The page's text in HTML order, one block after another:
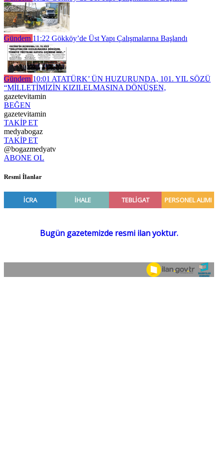
Gündem 11:22 Gökköy’de Üst Yapı Çalışmalarına Başlandı
Gündem 10:01 ATATÜRK’ ÜN HUZURUNDA, 101. YIL SÖZÜ
“MİLLETİMİZİN KIZILELMASINA DÖNÜŞEN,
gazetevitamin
BEĞEN
gazetevitamin
TAKİP ET
medyabogaz
TAKİP ET
@bogazmedyatv
ABONE OL
Resmî İlanlar